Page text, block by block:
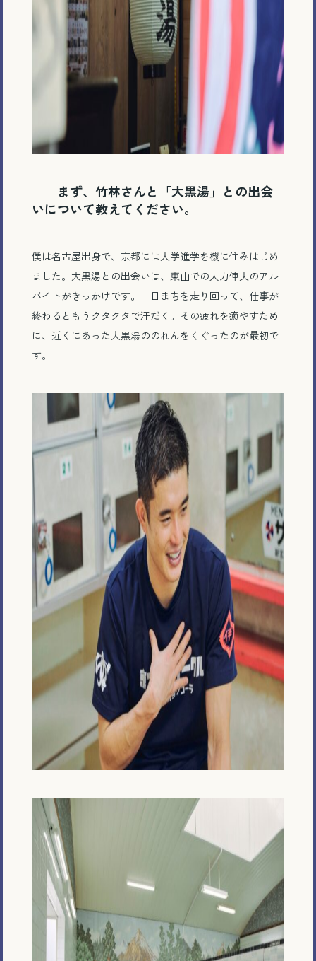
──まず、竹林さんと「大黒湯」との出会
いについて教えてください。
僕は名古屋出身で、京都には大学進学を機に住みはじめ
ました。大黒湯との出会いは、東山での人力俥夫のアル
バイトがきっかけです。一日まちを走り回って、仕事が
終わるともうクタクタで汗だく。その疲れを癒やすため
に、近くにあった大黒湯ののれんをくぐったのが最初で
す。